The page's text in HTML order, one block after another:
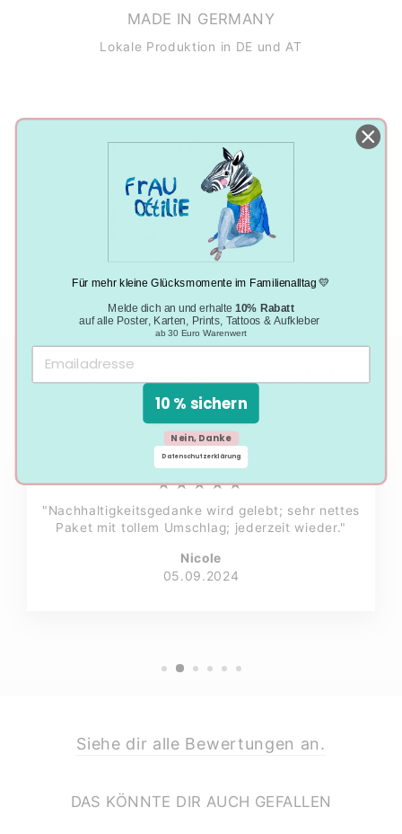
MADE IN GERMANY
Lokale Produktion in DE und AT
NACHHALTIGE PRODUKTION
Klimaneutral, plastikfrei und vegan
DAS SAGEN UNSERE KUNDEN
★★★★★
"Nachhaltigkeitsgedanke wird gelebt; sehr nettes
Paket mit tollem Umschlag; jederzeit wieder."
Nicole
05.09.2024
Siehe dir alle Bewertungen an.
DAS KÖNNTE DIR AUCH GEFALLEN
Für mehr kleine Glücksmomente im Familienalltag 💛
Melde dich an und erhalte10% Rabatt
auf alle Poster, Karten, Prints, Tattoos & Aufkleber
ab 30 Euro Warenwert
10 % sichern
Nein, Danke
Datenschutzerklärung